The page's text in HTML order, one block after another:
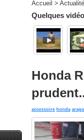
Accueil >
Quelques
Honda
accessoire honda